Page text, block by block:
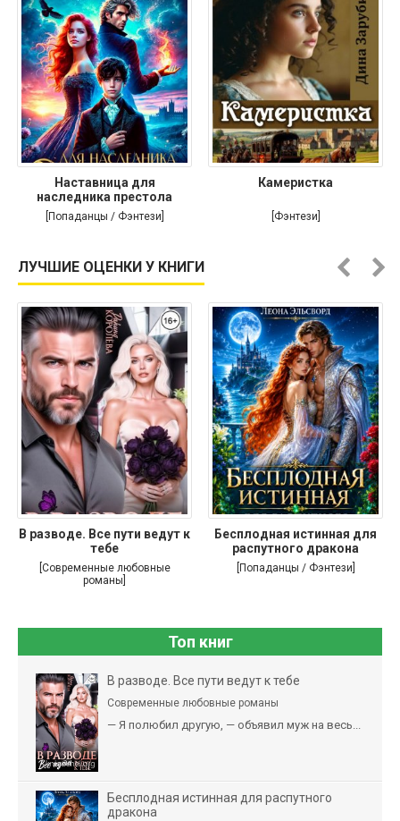
Наставница для
наследника престола
[Попаданцы / Фэнтези]
Камеристка
[Фэнтези]
ЛУЧШИЕ ОЦЕНКИ У КНИГИ
В разводе. Все пути ведут к
тебе
[Современные любовные
романы]
Бесплодная истинная для
распутного дракона
[Попаданцы / Фэнтези]
Топ книг
В разводе. Все пути ведут к тебе
Современные любовные романы
— Я полюбил другую, — объявил муж на весь...
Бесплодная истинная для распутного
дракона